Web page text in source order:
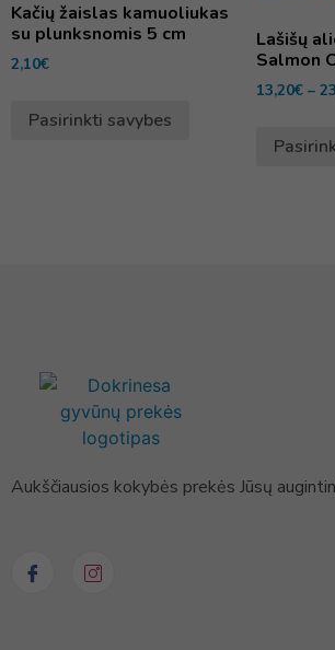
Kačių žaislas kamuoliukas
su plunksnomis 5 cm
2,10€
Pasirinkti savybes
Lašišų
Salmon
13,20€ –
Aukščiausios kokybės prekės Jūsų